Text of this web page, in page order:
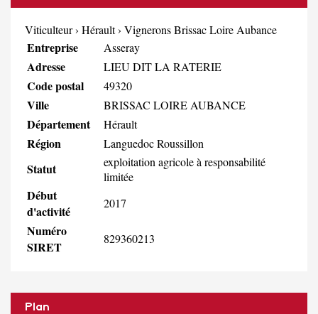
Viticulteur› Hérault› Vignerons Brissac Loire Aubance
Entreprise Asseray
Adresse LIEU DIT LA RATERIE
Code postal 49320
Ville BRISSAC LOIRE AUBANCE
Département Hérault
Région Languedoc Roussillon
Statut
exploitation agricole à responsabilité
limitée
Début
d'activité
2017
Numéro
SIRET
829360213
Plan